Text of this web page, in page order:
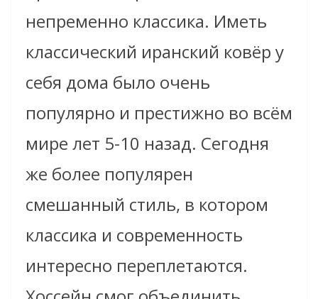
непременно классика. Иметь
классический иранский ковёр у
себя дома было очень
популярно и престижно во всём
мире лет 5-10 назад. Сегодня
же более популярен
смешанный стиль, в котором
классика и современность
интересно переплетаются.